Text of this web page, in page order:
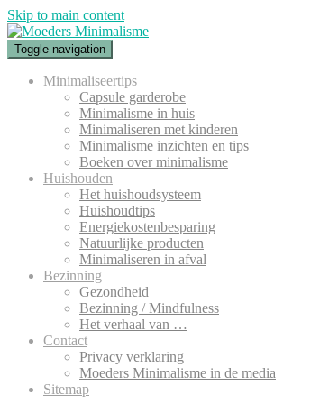
Skip to main content
Toggle navigation
Minimaliseertips
Capsule garderobe
Minimalisme in huis
Minimaliseren met kinderen
Minimalisme inzichten en tips
Boeken over minimalisme
Huishouden
Het huishoudsysteem
Huishoudtips
Energiekostenbesparing
Natuurlijke producten
Minimaliseren in afval
Bezinning
Gezondheid
Bezinning / Mindfulness
Het verhaal van …
Contact
Privacy verklaring
Moeders Minimalisme in de media
Sitemap